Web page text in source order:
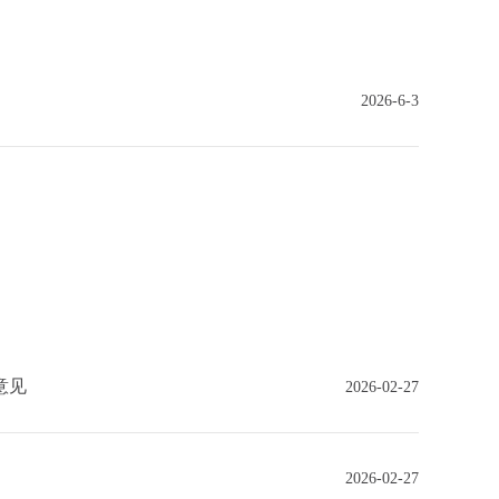
2026-6-3
见 2026-02-27
2026-02-27